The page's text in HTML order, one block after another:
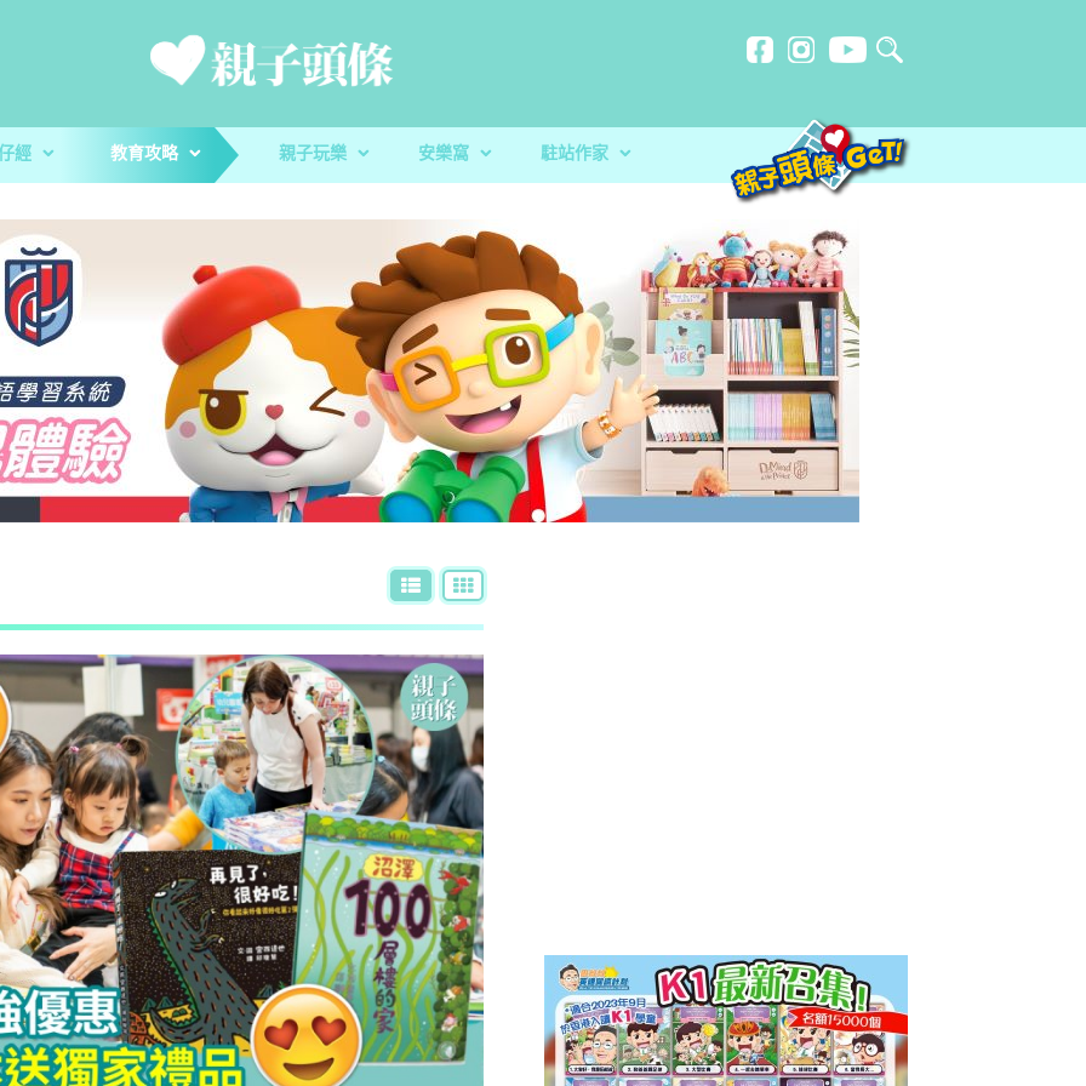
殘酷虐兒｜5歲男童餓死虐待案 母判囚22年！官斥殘忍刻意施
經
新手爸媽
醫健爸媽
家庭關係
毛孩子
教養心得
AI世代｜AI都可以幫手？讓小朋友在暑假保持學習動力與健康體
教育攻略
校園生活
升學指南
樂善堂梁銶琚學校（分校）｜女教師奪行政長官卓越教學獎 肯
親子玩樂
親子飲食
親子玩意
心測開箱
玩具圖書館｜車車迷必玩必讀！小卡車系列繪本 + 遊戲
安樂窩
生活小百科
蔬菜貯存｜食前先好洗？食安中心教路自製冷藏蔬菜做1步驟更
駐站作家
「大粒 MAC 教室」閱讀計劃及「語文的生命」書櫃捐贈計劃
香港小童群益會
慈慧幼苗
辰民爸爸
心理學家王凱瑞 (CARREY WONG)
ALLIE保寶小教室
DR-MAX教材大王
D MIND & THE PRINCE
更多作家
AI世代｜AI都可以幫手？讓小朋友在暑假保持學習動力與健康體